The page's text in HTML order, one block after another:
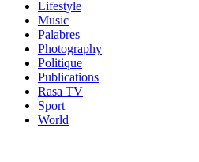
Lifestyle
Music
Palabres
Photography
Politique
Publications
Rasa TV
Sport
World